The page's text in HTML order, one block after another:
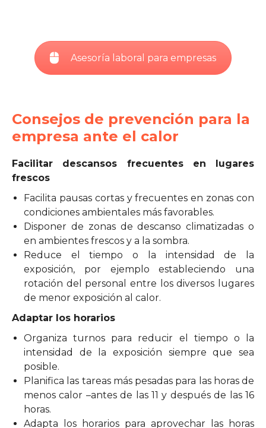
Asesoría laboral para empresas
Consejos de prevención para la
empresa ante el calor
Facilitar descansos frecuentes en lugares
frescos
Facilita pausas cortas y frecuentes en zonas con
condiciones ambientales más favorables.
Disponer de zonas de descanso climatizadas o
en ambientes frescos y a la sombra.
Reduce el tiempo o la intensidad de la
exposición, por ejemplo estableciendo una
rotación del personal entre los diversos lugares
de menor exposición al calor.
Adaptar los horarios
Organiza turnos para reducir el tiempo o la
intensidad de la exposición siempre que sea
posible.
Planifica las tareas más pesadas para las horas de
menos calor –antes de las 11 y después de las 16
horas.
Adapta los horarios para aprovechar las horas